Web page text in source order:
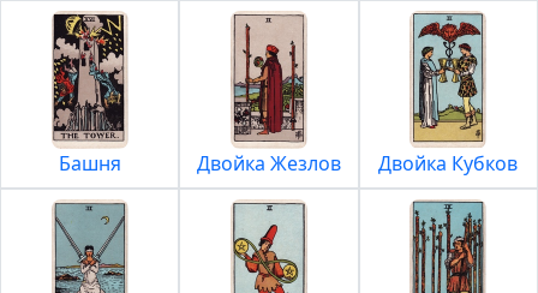
Башня Двойка Жезлов Двойка Кубков